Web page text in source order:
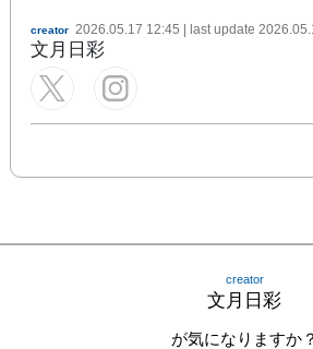
creator 2026.05.17 12:45 | last update
文月日彩
creator
文月日彩
が気になりますか？